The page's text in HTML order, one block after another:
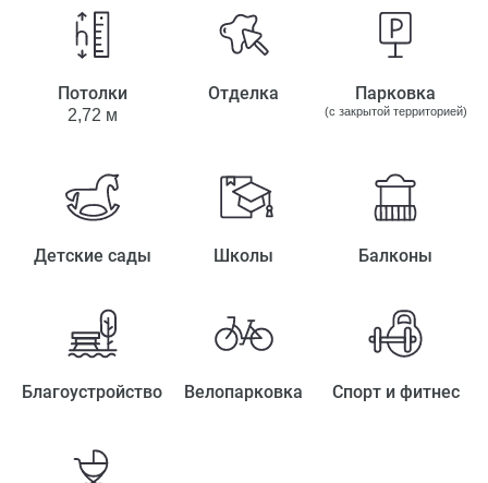
Потолки
2,72 м
Отделка Парковка
(с закрытой территорией)
Детские сады Школы Балконы
Благоустройство Велопарковка Спорт и фитнес